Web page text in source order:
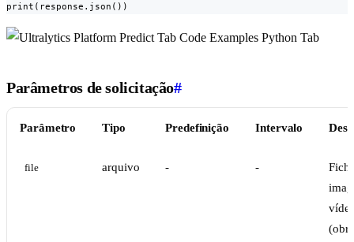
print(response.json())
Parâmetros de solicitação#
Parâmetro Tipo Predefinição Intervalo
file arquivo - -